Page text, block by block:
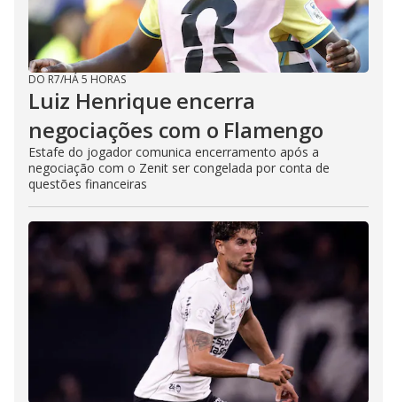
DO R7/HÁ 5 HORAS
Luiz Henrique encerra
negociações com o Flamengo
Estafe do jogador comunica encerramento após a
negociação com o Zenit ser congelada por conta de
questões financeiras